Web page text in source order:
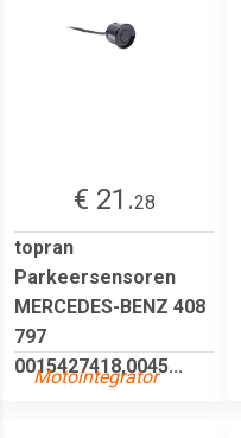
€ 21.28
topran
Parkeersensoren
MERCEDES-BENZ 408
797
0015427418,0045...
Motointegrator